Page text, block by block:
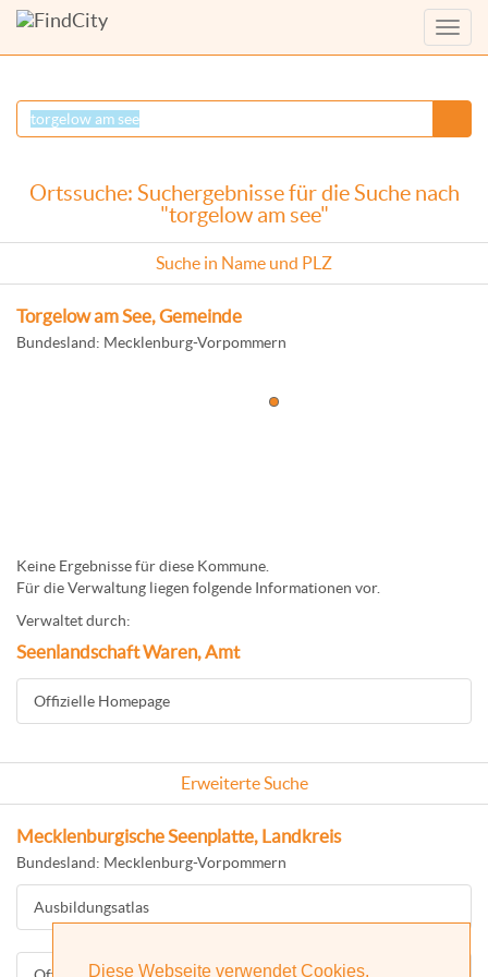
Diese Webseite verwendet Cookies.
Menü
Ortssuche: Suchergebnisse für die Suche nach
"torgelow am see"
Suche in Name und PLZ
Torgelow am See, Gemeinde
Bundesland: Mecklenburg-Vorpommern
Keine Ergebnisse für diese Kommune.
Für die Verwaltung liegen folgende Informationen vor.
Verwaltet durch:
Seenlandschaft Waren, Amt
Offizielle Homepage
Erweiterte Suche
Mecklenburgische Seenplatte, Landkreis
Bundesland: Mecklenburg-Vorpommern
Ausbildungsatlas